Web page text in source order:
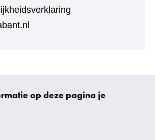
op deze pagina je